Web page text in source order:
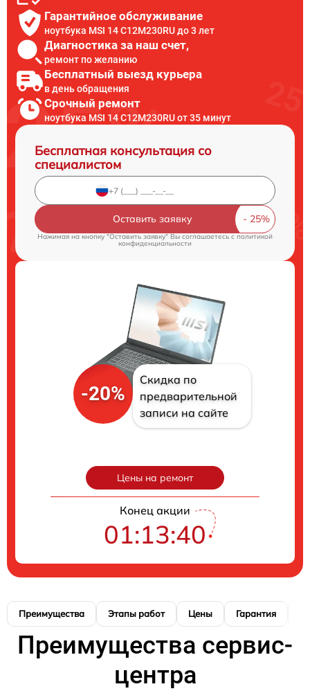
Гарантийное обслуживание
ноутбука MSI 14 C12M230RU до 3 лет
Диагностика за наш счет,
ремонт по желанию
Бесплатный выезд курьера
в день обращения
Срочный ремонт
ноутбука MSI 14 C12M230RU от 35 минут
Бесплатная консультация со
специалистом
Оставить заявку
Нажимая на кнопку "Оставить заявку" Вы соглашаетесь cполитикой
конфиденциальности
-20%
Скидка по
предварительной
записи на сайте
Цены на ремонт
Конец акции
01:13:40
Преимущества Этапы работ Цены Гарантия
Преимущества сервис-
центра